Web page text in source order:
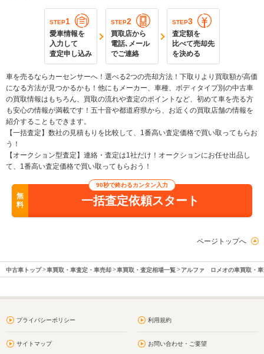
STEP1
愛車情報を
入力して
査定申し込み
STEP2
買取店から
電話､メール
でご連絡
STEP3
査定額を
比べて売却先
を決める
車を売るならカーセンサーへ！選べる2つの売却方法！下取りより買取額が高価
になる方法が見つかるかも！他にもメーカー、車種、ボディタイプ別の中古車
の買取情報はもちろん、買取の流れや査定のポイントなど、初めて車を売る方
も安心の情報が満載です！五十音や都道府県から、お近くの買取店舗の情報を
紹介することもできます。
【一括査定】数社の見積もりを比較して、1番高い査定価格で買い取ってもらお
う！
【オークション型査定】連絡・査定は1社だけ！オークションにお任せ出品し
て、1番高い査定価格で買い取ってもらおう！
無
料
90秒で終わるカンタン入力
一括査定依頼スタート
ページトップへ
中古車トップ 車買取・車査定・車売却 車買取・査定相場一覧 アルファ ロメオの車買取・車
プライバシーポリシー 利用規約
サイトマップ お問い合わせ・ご要望